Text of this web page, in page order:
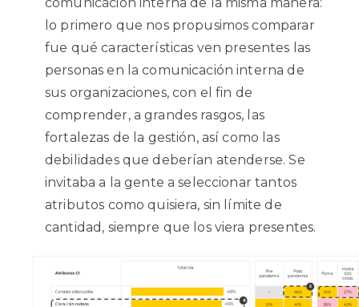
lo primero que nos propusimos comparar
fue qué características ven presentes las
personas en la comunicación interna de
sus organizaciones, con el fin de
comprender, a grandes rasgos, las
fortalezas de la gestión, así como las
debilidades que deberían atenderse. Se
invitaba a la gente a seleccionar tantos
atributos como quisiera, sin límite de
cantidad, siempre que los viera presentes.